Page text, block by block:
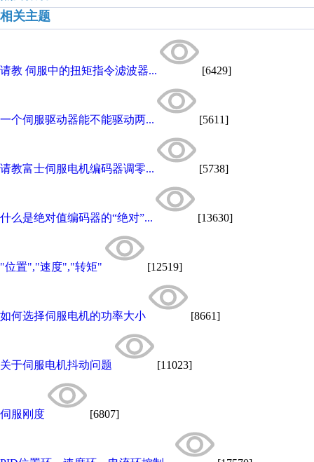
相关主题
请教 伺服中的扭矩指令滤波器... [6429]
一个伺服驱动器能不能驱动两... [5611]
请教富士伺服电机编码器调零... [5738]
什么是绝对值编码器的“绝对”... [13630]
"位置","速度","转矩" [12519]
如何选择伺服电机的功率大小 [8661]
关于伺服电机抖动问题 [11023]
伺服刚度 [6807]